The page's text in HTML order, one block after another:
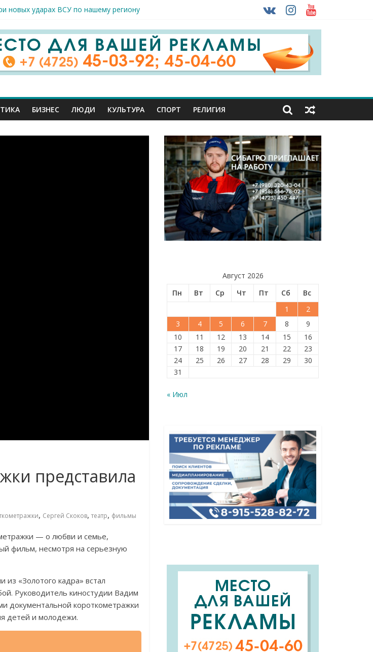
новых ударах ВСУ по нашему региону
с профессиональным праздником
Осколе отметили День физкультурника
в Старом Осколе
БИЗНЕС ЛЮДИ КУЛЬТУРА СПОРТ РЕЛИГИЯ
представила
, Сергей Скоков, театр, фильмы
— о любви и семье,
фильм, несмотря на серьезную
из «Золотого кадра» встал
Руководитель киностудии Вадим
документальной короткометражки
детей и молодежи.
Август 2026
Пн
Вт Ср Чт Пт Сб
Вс
1
2
3
4 5 6 7 8
9
10
11 12 13 14 15
16
17
18 19 20 21 22
23
24
25 26 27 28 29
30
31
« Июл